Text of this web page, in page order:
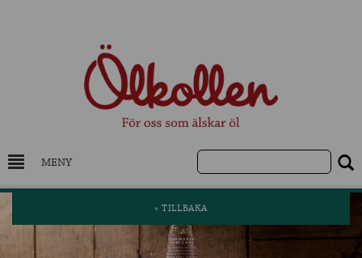
MENY
DRYCKESKUNSKAP
NYHETER
« TILLBAKA